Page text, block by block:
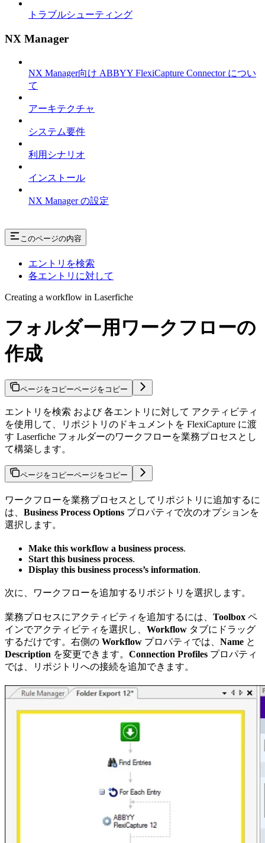
トラブルシューティング
NX Manager
NX Manager向け ABBYY FlexiCapture Connector につい
て
アーキテクチャ
システム要件
利用シナリオ
インストール
NX Manager の設定
このページの内容
エントリを検索
各エントリに対して
Creating a workflow in Laserfiche
フォルダー用ワークフローの
作成
ページをコピーページをコピー
エントリを検索 および 各エントリに対して アクティビティ
を使用して、リポジトリのドキュメントを FlexiCapture に渡
す Laserfiche フォルダーのワークフローを業務プロセスとし
て構築します。
ページをコピーページをコピー
ワークフローを業務プロセスとしてリポジトリに追加するに
は、 Business Process Options プロパティで次のオプションを
選択します。
Make this workflow a business process.
Start this business process.
Display this business process’s information.
次に、ワークフローを追加するリポジトリを選択します。
業務プロセスにアクティビティを追加するには、 Toolbox ペ
インでアクティビティを選択し、 Workflow タブにドラッグ
するだけです。右側の Workflow プロパティでは、 Name と
Description を変更できます。 Connection Profiles プロパティ
では、リポジトリへの接続を追加できます。